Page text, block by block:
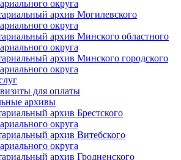
округа
архив Могилевского
округа
архив Минского областного
округа
архив Минского городского
округа
для оплаты
архивы
архив Брестского
округа
архив Витебского
округа
архив Гродненского